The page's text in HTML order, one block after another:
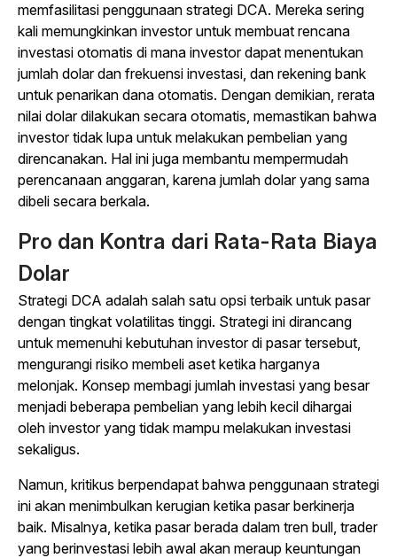
memfasilitasi penggunaan strategi DCA. Mereka sering
kali memungkinkan investor untuk membuat rencana
investasi otomatis di mana investor dapat menentukan
jumlah dolar dan frekuensi investasi, dan rekening bank
untuk penarikan dana otomatis. Dengan demikian, rerata
nilai dolar dilakukan secara otomatis, memastikan bahwa
investor tidak lupa untuk melakukan pembelian yang
direncanakan. Hal ini juga membantu mempermudah
perencanaan anggaran, karena jumlah dolar yang sama
dibeli secara berkala.
Pro dan Kontra dari Rata-Rata Biaya
Dolar
Strategi DCA adalah salah satu opsi terbaik untuk pasar
dengan tingkat volatilitas tinggi. Strategi ini dirancang
untuk memenuhi kebutuhan investor di pasar tersebut,
mengurangi risiko membeli aset ketika harganya
melonjak. Konsep membagi jumlah investasi yang besar
menjadi beberapa pembelian yang lebih kecil dihargai
oleh investor yang tidak mampu melakukan investasi
sekaligus.
Namun, kritikus berpendapat bahwa penggunaan strategi
ini akan menimbulkan kerugian ketika pasar berkinerja
baik. Misalnya, ketika pasar berada dalam tren bull, trader
yang berinvestasi lebih awal akan meraup keuntungan